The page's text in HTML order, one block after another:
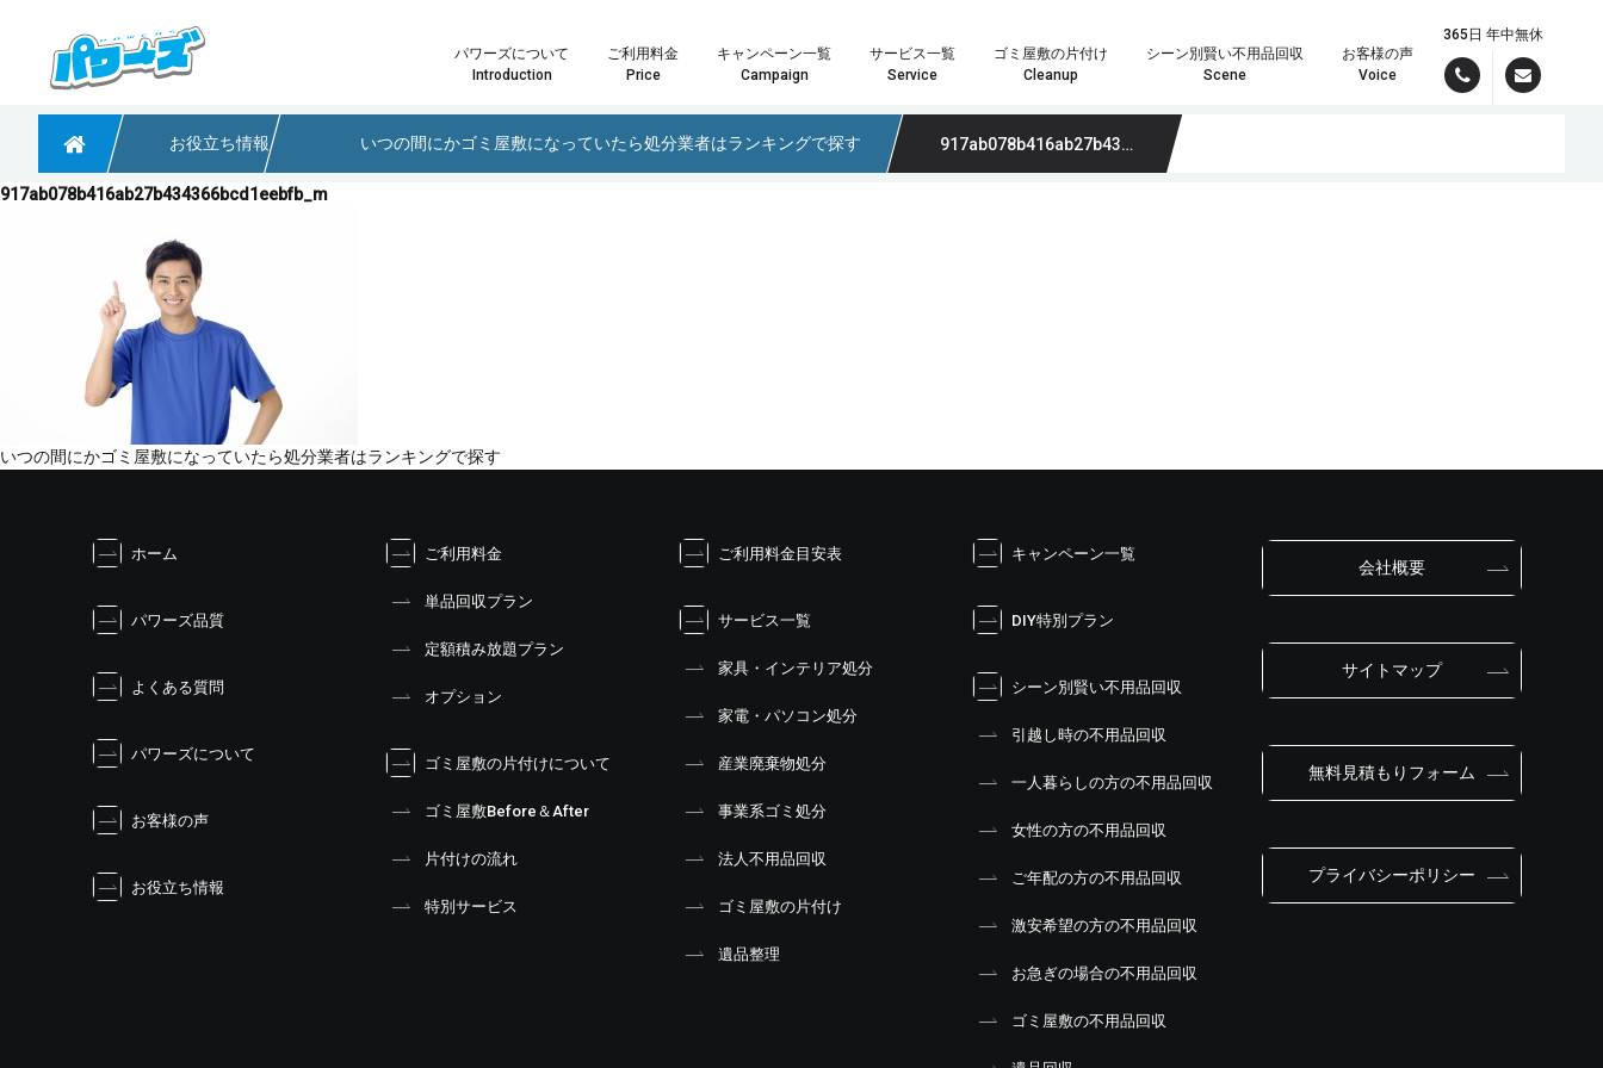
パワーズについて
Introduction
ご利用料金
Price
キャンペーン一覧
Campaign
サービス一覧
Service
ゴミ屋敷の片付け
Cleanup
シーン別賢い不用品回収
Scene
お客様の声
Voice
365日 年中無休
粗大ごみや不用品回収なら大阪のパワーズ
お役立ち情報 いつの間にかゴミ屋敷になっていたら処分業者はランキングで探す 917ab078b416ab27b434366bcd1eebfb_m
917ab078b416ab27b434366bcd1eebfb_m
投
いつの間にかゴミ屋敷になっていたら処分業者はランキングで探す
ホーム
パワーズ品質
よくある質問
パワーズについて
お客様の声
お役立ち情報
ご利用料金
単品回収プラン
定額積み放題プラン
オプション
ゴミ屋敷の片付けについて
ゴミ屋敷Before＆After
片付けの流れ
特別サービス
ご利用料金目安表
サービス一覧
家具・インテリア処分
家電・パソコン処分
産業廃棄物処分
事業系ゴミ処分
法人不用品回収
ゴミ屋敷の片付け
遺品整理
キャンペーン一覧
DIY特別プラン
シーン別賢い不用品回収
引越し時の不用品回収
一人暮らしの方の不用品回収
女性の方の不用品回収
ご年配の方の不用品回収
激安希望の方の不用品回収
お急ぎの場合の不用品回収
ゴミ屋敷の不用品回収
会社概要
サイトマップ
無料見積もりフォーム
プライバシーポリシー